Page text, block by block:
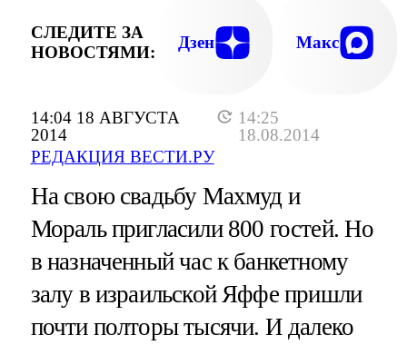
14:04 18 АВГУСТА
2014
14:25
18.08.2014
РЕДАКЦИЯ ВЕСТИ.РУ
СЛЕДИТЕ ЗА
НОВОСТЯМИ:
Дзен Макс
На свою свадьбу Махмуд и
Мораль пригласили 800 гостей. Но
в назначенный час к банкетному
залу в израильской Яффе пришли
почти полторы тысячи. И далеко